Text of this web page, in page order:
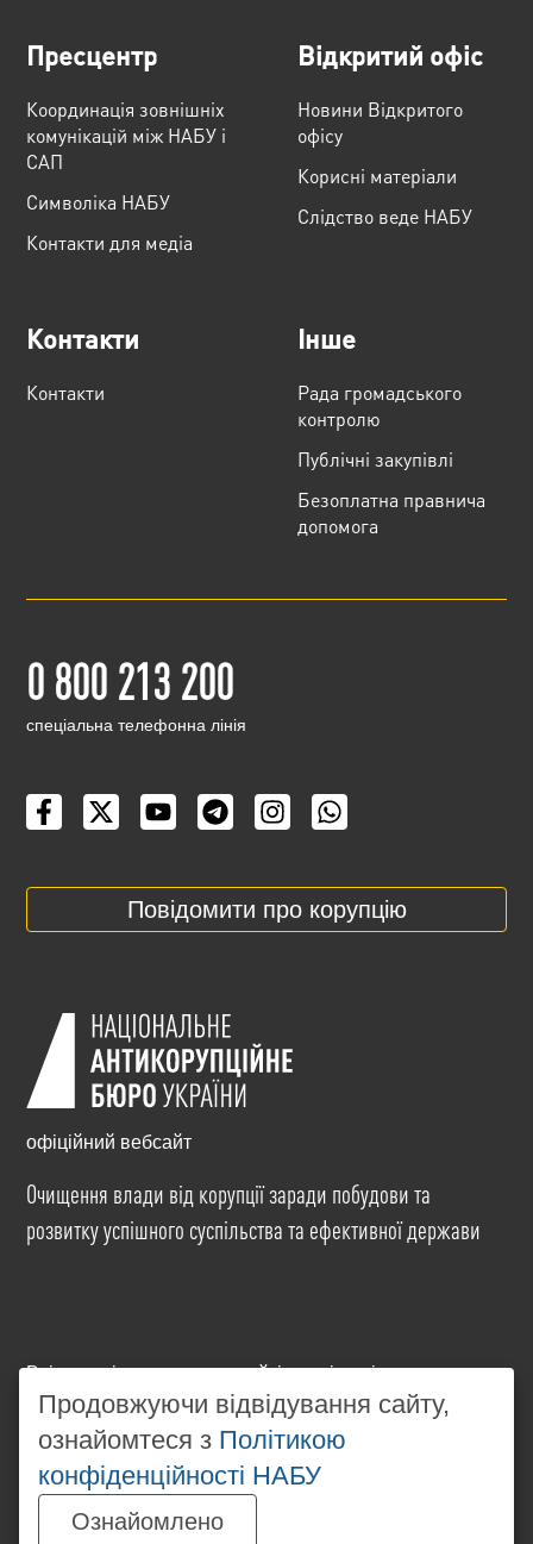
Пресцентр
Координація зовнішніх
комунікацій між НАБУ і
САП
Cимволіка НАБУ
Контакти для медіа
Відкритий офіс
Новини Відкритого
офісу
Корисні матеріали
Слідство веде НАБУ
Контакти
Контакти
Інше
Рада громадського
контролю
Публічні закупівлі
Безоплатна правнича
допомога
0 800 213 200
cпеціальна телефонна лінія
Повідомити про корупцію
офіційний вебсайт
Очищення влади від корупції заради побудови та
розвитку успішного суспільства та ефективної держави
Всі матеріали на цьому сайті розміщені на умовах
ліцензіїCreative Commons Attribution-NonCommercial-
NoDerivatives 4.0 International. Використання будь-
яких матеріалів, розміщених на сайті, дозволяється
за умови посилання наwww.nabu.gov.ua
незалежності від повного або часткового
використання матеріалів.
Продовжуючи відвідування сайту,
ознайомтеся з Політикою
конфіденційності НАБУ
Ознайомлено